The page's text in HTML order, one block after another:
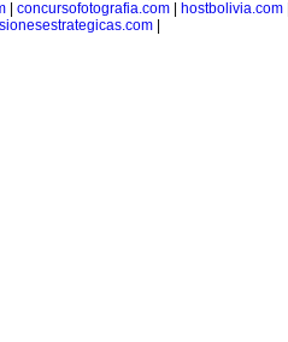
concursofotografia.com hostbolivia.com
|